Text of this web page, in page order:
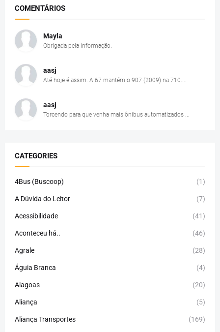
COMENTÁRIOS
Mayla
Obrigada pela informação.
aasj
Até hoje é assim. A 67 mantém o 907 (2009) na 710....
aasj
Torcendo para que venha mais ônibus automatizados ...
CATEGORIES
4Bus (Buscoop) (1)
A Dúvida do Leitor (7)
Acessibilidade (41)
Aconteceu há.. (46)
Agrale (28)
Águia Branca (4)
Alagoas (20)
Aliança (5)
Aliança Transportes (169)